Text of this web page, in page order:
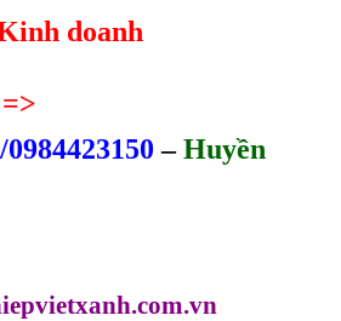
doanh
–Huyền